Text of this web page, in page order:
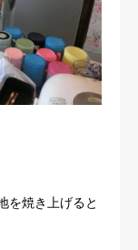
を焼き上げると